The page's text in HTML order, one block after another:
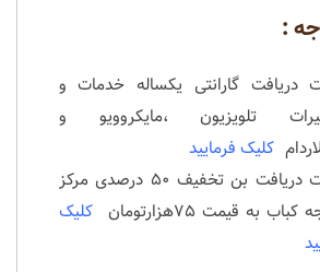
:
دریافت گارانتی یکساله خدمات و
تلویزیون ،مایکروویو و
کلیک فرمایید
جهت دریافت بن تخفیف ۵۰ درصدی مرکز
به قیمت ۷۵هزارتومان
کلیک